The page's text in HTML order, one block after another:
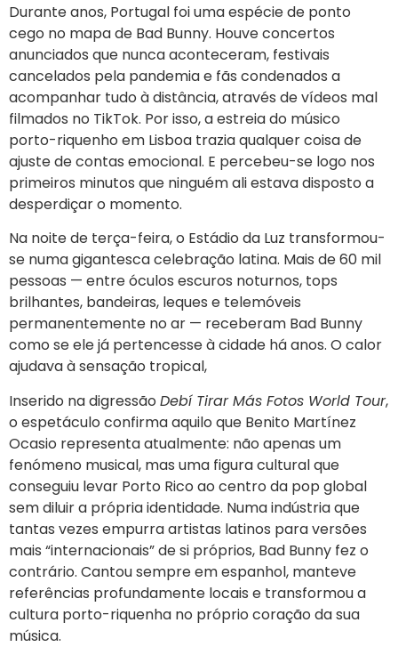
Durante anos, Portugal foi uma espécie de ponto
cego no mapa de Bad Bunny. Houve concertos
anunciados que nunca aconteceram, festivais
cancelados pela pandemia e fãs condenados a
acompanhar tudo à distância, através de vídeos mal
filmados no TikTok. Por isso, a estreia do músico
porto-riquenho em Lisboa trazia qualquer coisa de
ajuste de contas emocional. E percebeu-se logo nos
primeiros minutos que ninguém ali estava disposto a
desperdiçar o momento.
Na noite de terça-feira, o Estádio da Luz transformou-
se numa gigantesca celebração latina. Mais de 60 mil
pessoas — entre óculos escuros noturnos, tops
brilhantes, bandeiras, leques e telemóveis
permanentemente no ar — receberam Bad Bunny
como se ele já pertencesse à cidade há anos. O calor
ajudava à sensação tropical,
Inserido na digressão Debí Tirar Más Fotos World Tour,
o espetáculo confirma aquilo que Benito Martínez
Ocasio representa atualmente: não apenas um
fenómeno musical, mas uma figura cultural que
conseguiu levar Porto Rico ao centro da pop global
sem diluir a própria identidade. Numa indústria que
tantas vezes empurra artistas latinos para versões
mais “internacionais” de si próprios, Bad Bunny fez o
contrário. Cantou sempre em espanhol, manteve
referências profundamente locais e transformou a
cultura porto-riquenha no próprio coração da sua
música.